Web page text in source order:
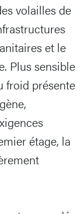
volailles de
et le
Plus sensible
froid présente
étage, la